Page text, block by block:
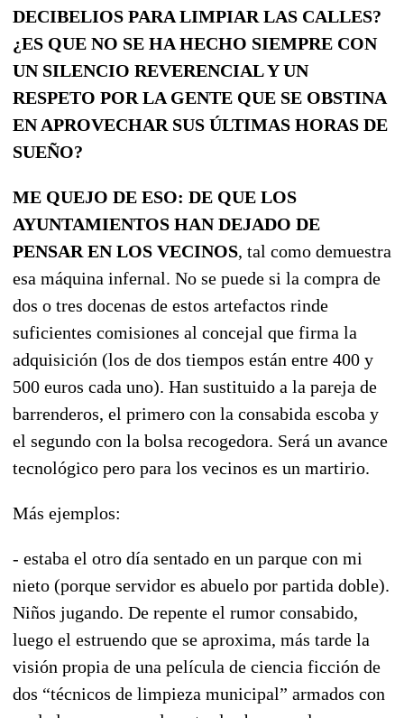
DECIBELIOS PARA LIMPIAR LAS CALLES?
¿ES QUE NO SE HA HECHO SIEMPRE CON
UN SILENCIO REVERENCIAL Y UN
RESPETO POR LA GENTE QUE SE OBSTINA
EN APROVECHAR SUS ÚLTIMAS HORAS DE
SUEÑO?
ME QUEJO DE ESO: DE QUE LOS
AYUNTAMIENTOS HAN DEJADO DE
PENSAR EN LOS VECINOS, tal como demuestra
esa máquina infernal. No se puede si la compra de
dos o tres docenas de estos artefactos rinde
suficientes comisiones al concejal que firma la
adquisición (los de dos tiempos están entre 400 y
500 euros cada uno). Han sustituido a la pareja de
barrenderos, el primero con la consabida escoba y
el segundo con la bolsa recogedora. Será un avance
tecnológico pero para los vecinos es un martirio.
Más ejemplos:
- estaba el otro día sentado en un parque con mi
nieto (porque servidor es abuelo por partida doble).
Niños jugando. De repente el rumor consabido,
luego el estruendo que se aproxima, más tarde la
visión propia de una película de ciencia ficción de
dos “técnicos de limpieza municipal” armados con